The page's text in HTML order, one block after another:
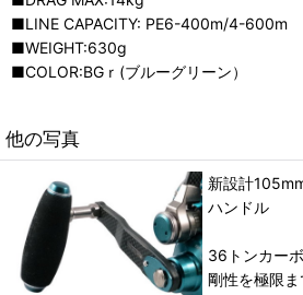
■LINE CAPACITY: PE6-400m/4-600m
■WEIGHT:630g
■COLOR:BGｒ(ブルーグリーン）
他の写真
新設計
ハンドル
36トンカー
剛性を極限